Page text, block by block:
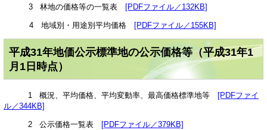
3 林地の価格等の一覧表 [PDFファイル／132KB]
4 地域別・用途別平均価格 [PDFファイル／155KB]
平成31年地価公示標準地の公示価格等（平成31年1
月1日時点）
1 概況、平均価格、平均変動率、最高価格標準地等
[PDFファイ
ル／344KB]
2 公示価格一覧表 [PDFファイル／379KB]